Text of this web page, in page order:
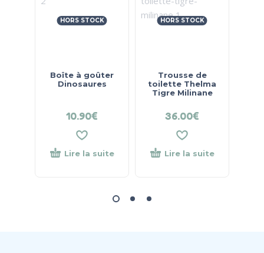
HORS STOCK
Boîte à goûter
Dinosaures
10.90€
Lire la suite
HORS STOCK
Trousse de
toilette Thelma
Tigre Milinane
36.00€
Lire la suite